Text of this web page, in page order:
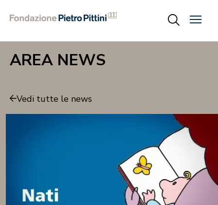
AREA NEWS
Vedi tutte le news